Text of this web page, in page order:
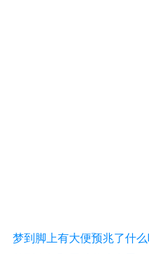
梦到脚上有大便预兆了什